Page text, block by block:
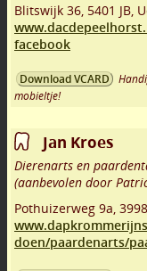
Blitswijk 36 5401 JB
facebook
Download VCARD
mobieltje!
Jan Kroes
Dierenarts en
(aanbevolen door
Pothuizerweg 9a
doen/paardenarts/